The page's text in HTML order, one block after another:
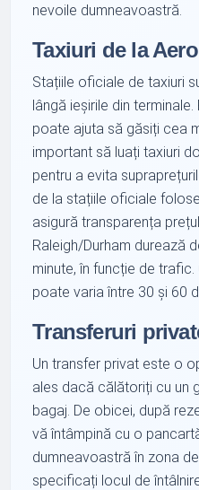
nevoile dumneavoastră.
Taxiuri de la
Stațiile oficiale de taxiuri
lângă ieșirile din
poate ajuta să găsiți cea
important să luați taxiuri
pentru a evita
de la stațiile oficiale
asigură transparența
Raleigh/Durham durează
minute, în funcție de
poate varia între 30 și 60
Transferuri
Un transfer privat este o
ales dacă călătoriți cu un
bagaj. De obicei, după
vă întâmpină cu o
dumneavoastră în zona
specificați locul de